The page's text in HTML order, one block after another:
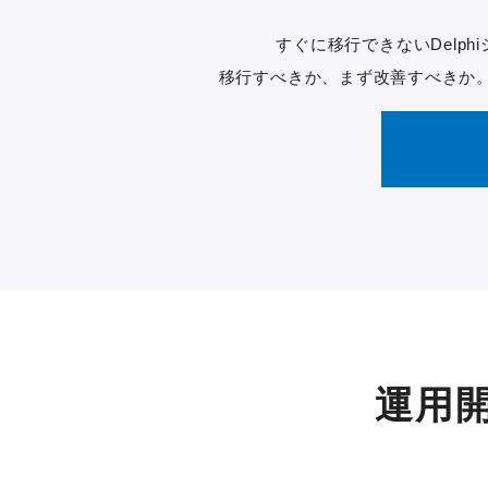
すぐに移行できないDelphi
移行すべきか、まず改善すべきか
運用